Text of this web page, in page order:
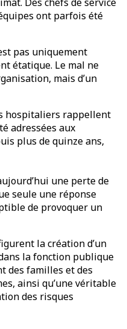
ont parfois été
pas uniquement
étatique. Le mal ne
mais d’un
hospitaliers rappellent
adressées aux
plus de quinze ans,
une perte de
seule une réponse
de provoquer un
la création d’un
la fonction publique
des familles et des
ainsi qu’une véritable
des risques